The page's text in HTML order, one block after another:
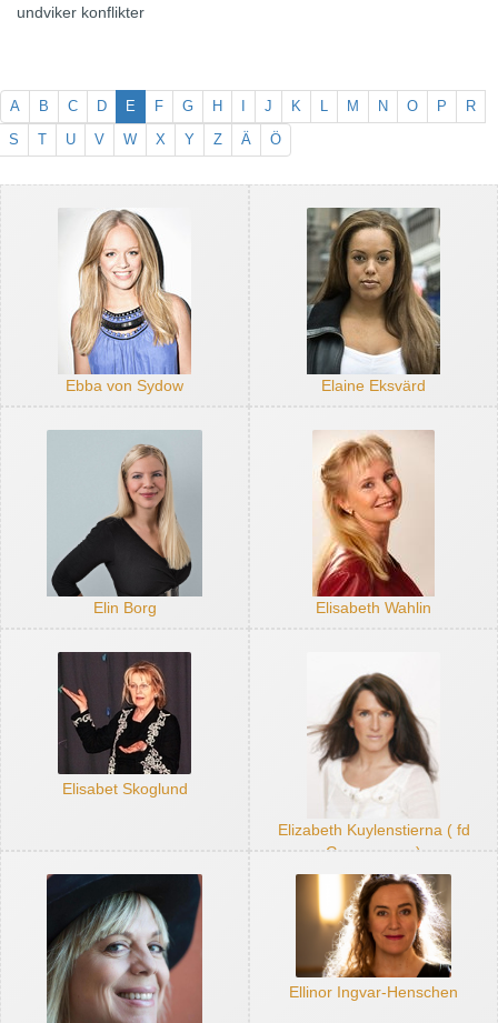
undviker konflikter
A B C D E F G H J K L M N O P
R
S
T U V W X Y Z Ä Ö
Ebba von Sydow Elaine Eksvärd
Elin Borg Elisabeth Wahlin
Elisabet Skoglund
Elizabeth Kuylenstierna ( fd
Gummesson)
Ellinor Ingvar-Henschen